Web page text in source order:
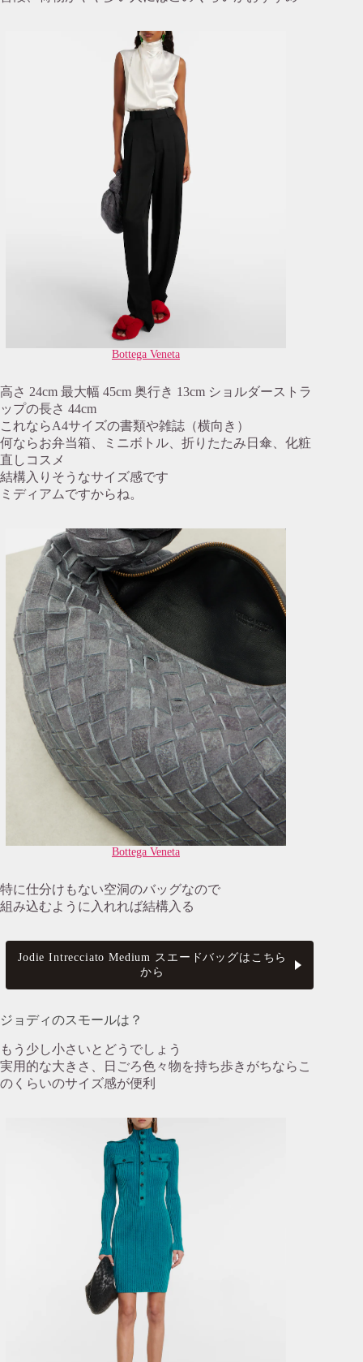
Bottega Veneta
高さ 24cm 最大幅 45cm 奥行き 13cm ショルダーストラ
ップの長さ 44cm
これならA4サイズの書類や雑誌（横向き）
何ならお弁当箱、ミニボトル、折りたたみ日傘、化粧
直しコスメ
結構入りそうなサイズ感です
ミディアムですからね。
Bottega Veneta
特に仕分けもない空洞のバッグなので
組み込むように入れれば結構入る
Jodie Intrecciato Medium スエードバッグはこちら
から
ジョディのスモールは？
もう少し小さいとどうでしょう
実用的な大きさ、日ごろ色々物を持ち歩きがちならこ
のくらいのサイズ感が便利